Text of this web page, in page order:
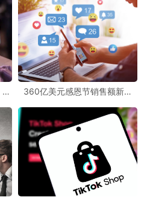
少年相关的产品设计和营销文案也
者需要密切关注这一政策的实施进
以适应英国市场的新变化。POD跨
在复杂多变的跨境市场中保持竞争
360亿美元感恩节销售额新纪
新风潮！